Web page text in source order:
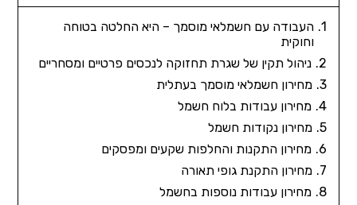
העבודה עם חשמלאי מוסמך – היא החלטה בטוחה
וחוקית
ניהול תקין של שגרת תחזוקה לנכסים פרטיים ומסחריים
מחירון חשמלאי מוסמך בעתלית
מחירון עבודות בלוח חשמל
מחירון נקודות חשמל
מחירון התקנות והחלפות שקעים ומפסקים
מחירון התקנת גופי תאורה
מחירון עבודות נוספות בחשמל